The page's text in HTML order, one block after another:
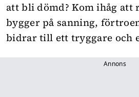
att bli dömd? Kom ihåg att
bygger på sanning,
bidrar till ett tryggare och
Annons